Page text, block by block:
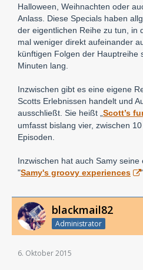
Halloween, Weihnachten oder
Anlass. Diese Specials haben
der eigentlichen Reihe zu tun, in
mal weniger direkt aufeinander
künftigen Folgen der Hauptreihe
Minuten lang.
Inzwischen gibt es eine eigene
Scotts Erlebnissen handelt und
ausschließt. Sie heißt „ Scott’s
umfasst bislang vier, zwischen
Episoden.
Inzwischen hat auch Samy
"Samy's groovy experiences
blackmail82
Administrator
6. Oktober 2015